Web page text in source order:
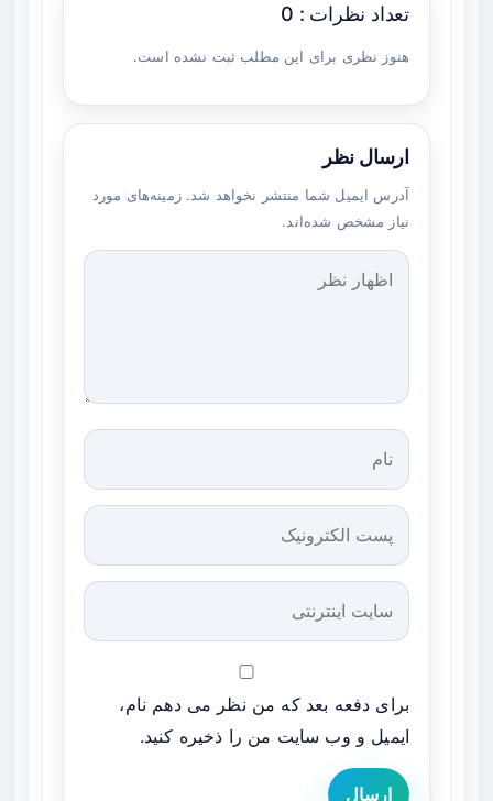
تعداد نظرات : 0
هنوز نظری برای این مطلب ثبت نشده است.
ارسال نظر
آدرس ایمیل شما منتشر نخواهد شد. زمینه‌های مورد
نیاز مشخص شده‌اند.
برای دفعه بعد که من نظر می دهم نام،
ایمیل و وب سایت من را ذخیره کنید.
ارسال